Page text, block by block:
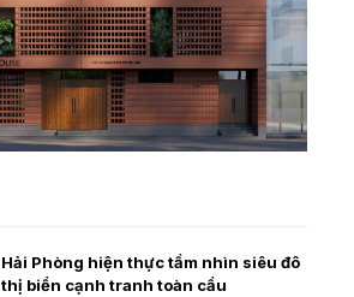
Hải Phòng hiện thực tầm nhìn siêu đô
thị biển cạnh tranh toàn cầu